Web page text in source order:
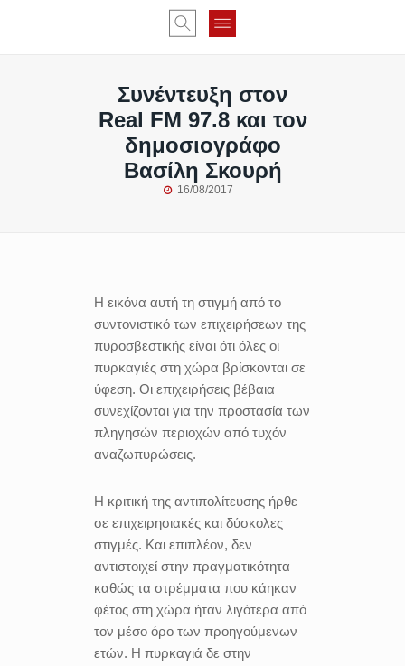
Συνέντευξη στον
Real FM 97.8 και τον
δημοσιογράφο
Βασίλη Σκουρή
16/08/2017
Η εικόνα αυτή τη στιγμή από το
συντονιστικό των επιχειρήσεων της
πυροσβεστικής είναι ότι όλες οι
πυρκαγιές στη χώρα βρίσκονται σε
ύφεση. Οι επιχειρήσεις βέβαια
συνεχίζονται για την προστασία των
πληγησών περιοχών από τυχόν
αναζωπυρώσεις.
Η κριτική της αντιπολίτευσης ήρθε
σε επιχειρησιακές και δύσκολες
στιγμές. Και επιπλέον, δεν
αντιστοιχεί στην πραγματικότητα
καθώς τα στρέμματα που κάηκαν
φέτος στη χώρα ήταν λιγότερα από
τον μέσο όρο των προηγούμενων
ετών. Η πυρκαγιά δε στην